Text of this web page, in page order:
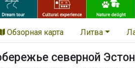
Обзорная карта Литва
северной